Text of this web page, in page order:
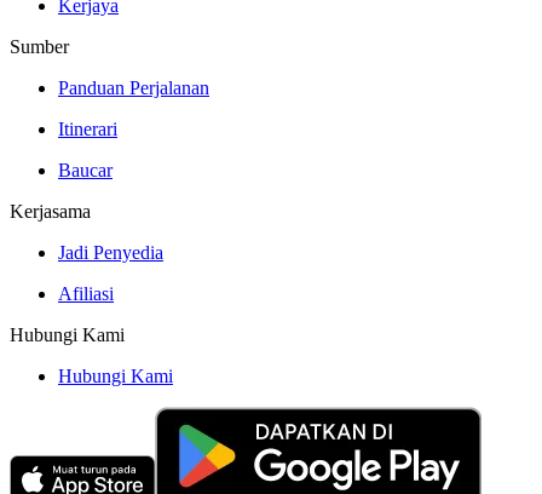
Kerjaya
Sumber
Panduan Perjalanan
Itinerari
Baucar
Kerjasama
Jadi Penyedia
Afiliasi
Hubungi Kami
Hubungi Kami